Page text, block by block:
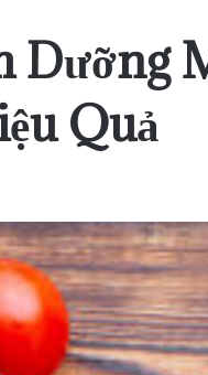
Dưỡng
Quả